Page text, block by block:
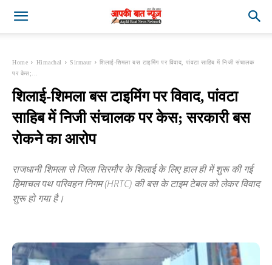
Home Himachal Sirmaur
शिलाई-शिमला बस टाइमिंग पर विवाद, पांवटा साहिब में निजी संचालक
पर केस;...
शिलाई-शिमला बस टाइमिंग पर विवाद, पांवटा
साहिब में निजी संचालक पर केस; सरकारी बस
रोकने का आरोप
राजधानी शिमला से जिला सिरमौर के शिलाई के लिए हाल ही में शुरू की गई
हिमाचल पथ परिवहन निगम (HRTC) की बस के टाइम टेबल को लेकर विवाद
शुरू हो गया है।